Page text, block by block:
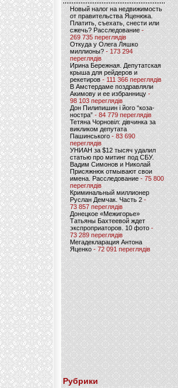
Новый налог на недвижимость
от правительства Яценюка.
Платить, съехать, снести или
сжечь? Расследование-
269 735 переглядів
Откуда у Олега Ляшко
миллионы? - 173 294
переглядів
Ирина Бережная. Депутатская
крыша для рейдеров и
рекетиров - 111 366 переглядів
В Амстердаме поздравляли
Акимову и ее избранницу -
98 103 переглядів
Дон Пилипишин і його “коза-
ностра” - 84 779 переглядів
Тетяна Чорновіл: дівчинка за
викликом депутата
Пашинського- 83 690
переглядів
УНИАН за $12 тысяч удалил
статью про митинг под СБУ.
Вадим Симонов и Николай
Присяжнюк отмывают свои
имена. Расследование - 75 800
переглядів
Криминальный миллионер
Руслан Демчак. Часть 2-
73 857 переглядів
Донецкое «Межигорье»
Татьяны Бахтеевой ждет
экспроприаторов. 10 фото -
73 289 переглядів
Мегадекларация Антона
Яценко - 72 091 переглядів
Рубрики